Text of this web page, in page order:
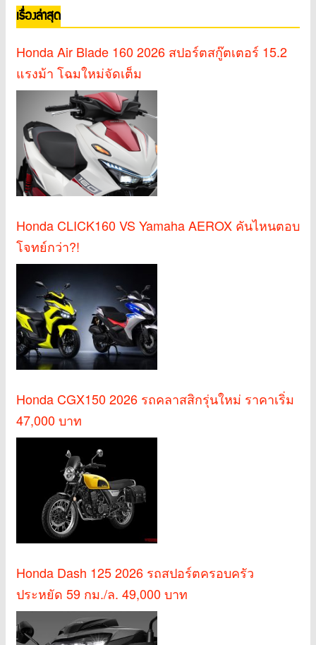
เรื่องล่าสุด
Honda Air Blade 160 2026 สปอร์ตสกู๊ตเตอร์ 15.2
แรงม้า โฉมใหม่จัดเต็ม
Honda CLICK160 VS Yamaha AEROX คันไหนตอบ
โจทย์กว่า?!
Honda CGX150 2026 รถคลาสสิกรุ่นใหม่ ราคาเริ่ม
47,000 บาท
Honda Dash 125 2026 รถสปอร์ตครอบครัว
ประหยัด 59 กม./ล. 49,000 บาท